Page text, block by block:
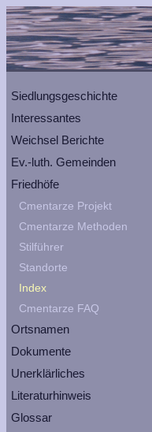
Siedlungsgeschichte
Interessantes
Weichsel Berichte
Ev.-luth. Gemeinden
Friedhöfe
Cmentarze Projekt
Cmentarze Methoden
Stilführer
Standorte
Index
Cmentarze FAQ
Ortsnamen
Dokumente
Unerklärliches
Literaturhinweis
Glossar